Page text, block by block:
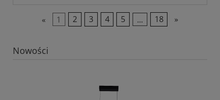
« 1 2 3 4 5 ... 18 »
Nowości